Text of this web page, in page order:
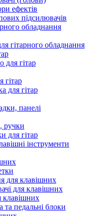
ефектів
підсилювачів
обладнання
гітарного обладнання
для гітар
гітар
для гітар
панелі
ручки
для гітар
інструменти
для клавішних
для клавішних
та педальні блоки